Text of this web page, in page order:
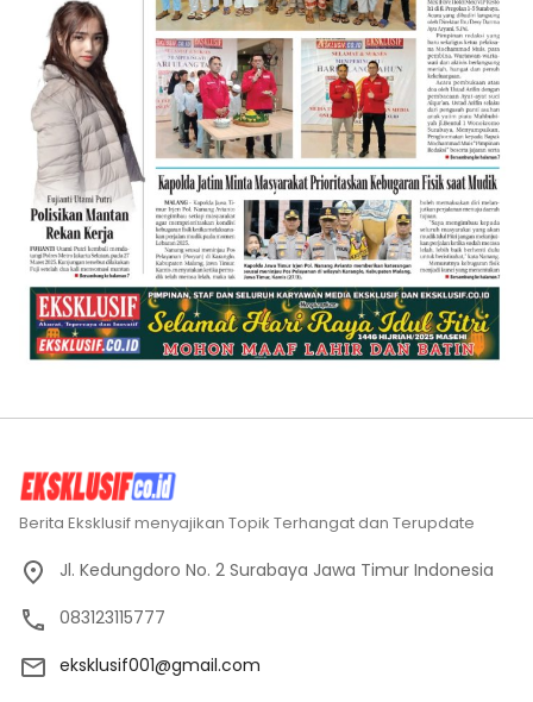
Berita Eksklusif menyajikan Topik Terhangat dan Terupdate
Jl. Kedungdoro No. 2 Surabaya Jawa Timur Indonesia
083123115777
eksklusif001@gmail.com